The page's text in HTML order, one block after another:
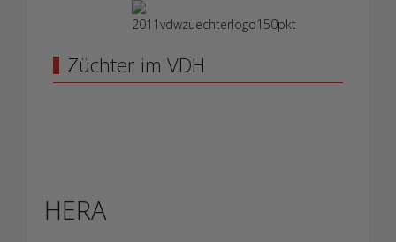
Züchter im VDH
HERA